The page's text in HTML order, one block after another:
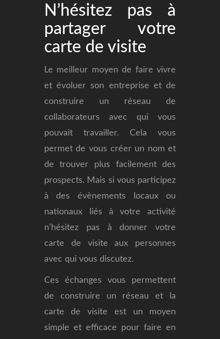
N’hésitez pas à
partager votre
carte de visite
Le meilleur moyen de faire vivre
et évoluer son entreprise et de
construire un réseau de
collaborateurs avec qui vous
pouvait travailler. Cela vous
permet de vous créer un nom et
de trouver plus facilement des
prospects. Mais si vous participez
à des évènements locaux ou
nationaux liés à votre activité
n’hésitez pas à donner votre
carte de visite aux personnes
avec qui vous discutez.
Ces échanges vous permettent
de construire un réseau et la
carte de visite est un moyen
simple et efficace pour faire en